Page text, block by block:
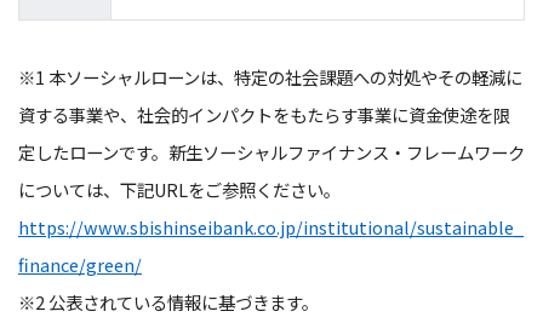
※1 本ソーシャルローンは、特定の社会課題への対処やその軽減に
資する事業や、社会的インパクトをもたらす事業に資金使途を限
定したローンです。新生ソーシャルファイナンス・フレームワーク
については、下記URLをご参照ください。
https://www.sbishinseibank.co.jp/institutional/sustainable_
finance/green/
※2 公表されている情報に基づきます。